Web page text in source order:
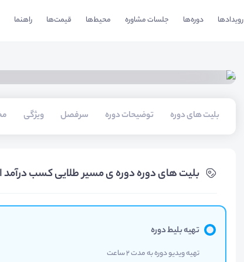
رویدادها دوره‌ها جلسات مشاوره محیط‌ها قیمت‌ها راهنما
بلیت های دوره
توضیحات دوره سرفصل ویژگی
بلیت های دوره دوره ی مسیر طلایی کسب درآمد
تهیه بلیط دوره
تهیه ویدیو دوره به مدت 2 ساعت